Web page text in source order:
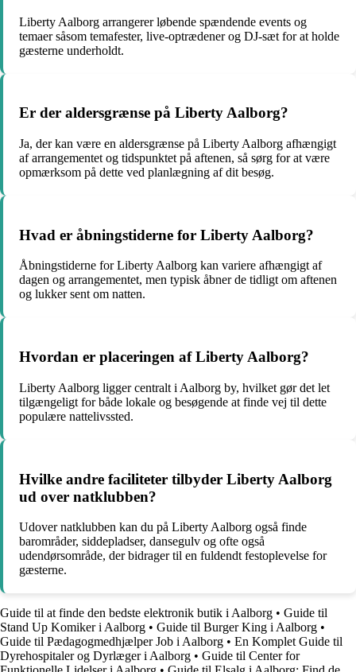
Liberty Aalborg arrangerer løbende spændende events og
temaer såsom temafester, live-optrædener og DJ-sæt for at holde
gæsterne underholdt.
Er der aldersgrænse på Liberty Aalborg?
Ja, der kan være en aldersgrænse på Liberty Aalborg afhængigt
af arrangementet og tidspunktet på aftenen, så sørg for at være
opmærksom på dette ved planlægning af dit besøg.
Hvad er åbningstiderne for Liberty Aalborg?
Åbningstiderne for Liberty Aalborg kan variere afhængigt af
dagen og arrangementet, men typisk åbner de tidligt om aftenen
og lukker sent om natten.
Hvordan er placeringen af Liberty Aalborg?
Liberty Aalborg ligger centralt i Aalborg by, hvilket gør det let
tilgængeligt for både lokale og besøgende at finde vej til dette
populære nattelivssted.
Hvilke andre faciliteter tilbyder Liberty Aalborg
ud over natklubben?
Udover natklubben kan du på Liberty Aalborg også finde
barområder, siddepladser, dansegulv og ofte også
udendørsområde, der bidrager til en fuldendt festoplevelse for
gæsterne.
Guide til at finde den bedste elektronik butik i Aalborg • Guide til
Stand Up Komiker i Aalborg • Guide til Burger King i Aalborg •
Guide til Pædagogmedhjælper Job i Aalborg • En Komplet Guide til
Dyrehospitaler og Dyrlæger i Aalborg • Guide til Center for